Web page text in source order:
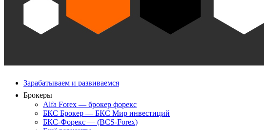
Зарабатываем и развиваемся
Брокеры
Alfa Forex — брокер форекс
БКС Брокер — БКС Мир инвестиций
БКС-Форекс — (BCS-Forex)